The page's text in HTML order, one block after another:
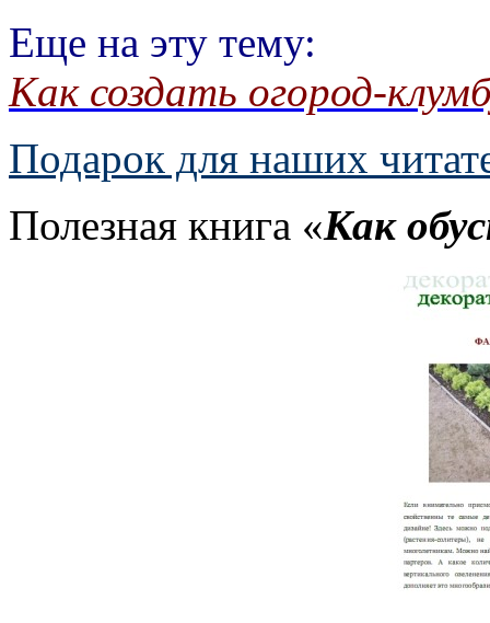
Еще на эту тему:
Как создать огород-
Подарок для наших
Полезная книга «Как